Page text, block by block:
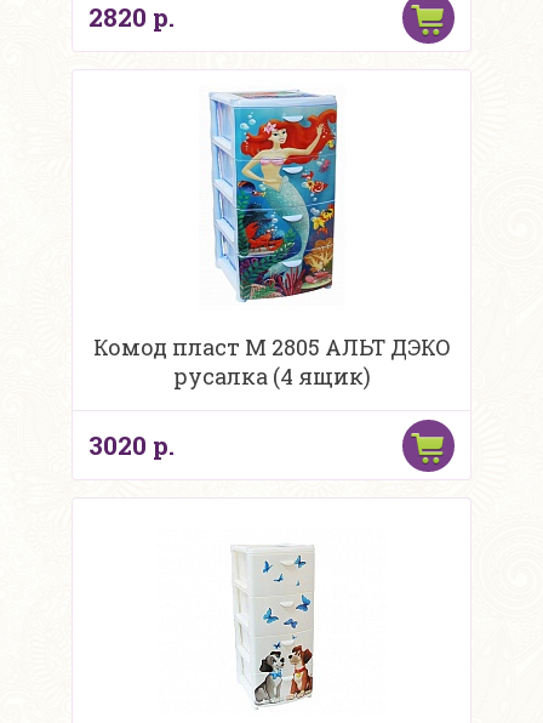
2820 р.
Комод пласт М 2805 АЛЬТ ДЭКО
русалка (4 ящик)
3020 р.